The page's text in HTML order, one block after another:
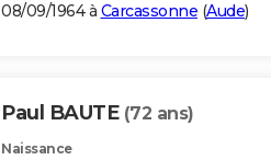
08/09/1964 à Carcassonne (Aude)
Paul BAUTE (72 ans)
Naissance